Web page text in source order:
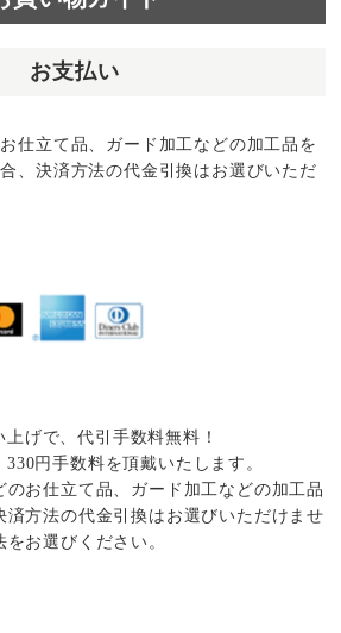
お支払い
仕立て品、ガード加工などの加工品を
、決済方法の代金引換はお選びいただ
げで、代引手数料無料！
円手数料を頂戴いたします。
のお仕立て品、ガード加工などの加工品
済方法の代金引換はお選びいただけませ
お選びください。